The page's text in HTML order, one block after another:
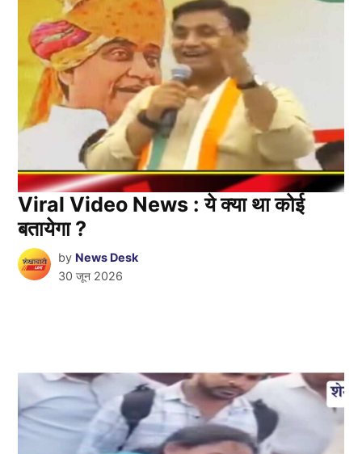
Viral Video News : ये क्या था कोई
बतायेगा ?
by News Desk
30 जून 2026